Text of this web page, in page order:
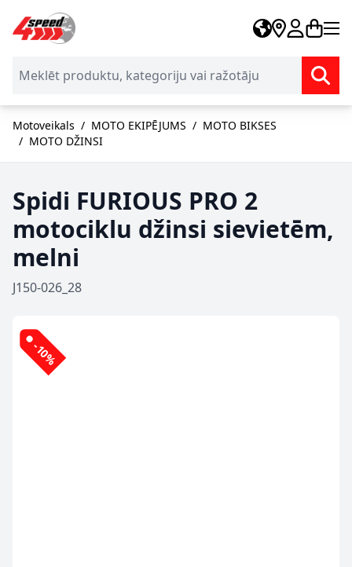
Skip to Content
Motoveikals / MOTO EKIPĒJUMS / MOTO BIKSES
/ MOTO DŽINSI
Spidi FURIOUS PRO 2
motociklu džinsi sievietēm,
melni
J150-026_28
-10%